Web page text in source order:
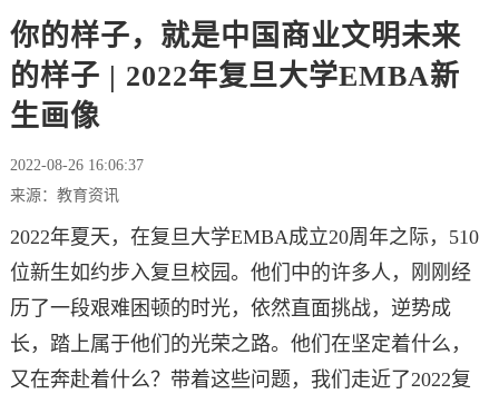
你的样子，就是中国商业文明未来
的样子 | 2022年复旦大学EMBA新
生画像
2022-08-26 16:06:37
来源：教育资讯
2022年夏天，在复旦大学EMBA成立20周年之际，510
位新生如约步入复旦校园。他们中的许多人，刚刚经
历了一段艰难困顿的时光，依然直面挑战，逆势成
长，踏上属于他们的光荣之路。他们在坚定着什么，
又在奔赴着什么？带着这些问题，我们走近了2022复